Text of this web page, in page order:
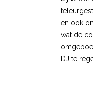
en ook
wat de
DJ te